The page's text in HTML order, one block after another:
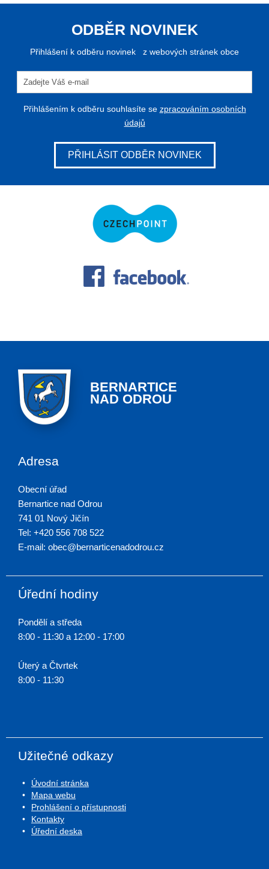
ODBĚR NOVINEK
Přihlášení k odběru novinek z webových stránek obce
Přihlášením k odběru souhlasíte se zpracováním osobních
údajů
PŘIHLÁSIT ODBĚR NOVINEK
BERNARTICE
NAD ODROU
Adresa
Obecní úřad
Bernartice nad Odrou
741 01 Nový Jičín
Tel: +420 556 708 522
E-mail: obec@bernarticenadodrou.cz
Úřední hodiny
Pondělí a středa
8:00 - 11:30 a 12:00 - 17:00
Úterý a Čtvrtek
8:00 - 11:30
Užitečné odkazy
Úvodní stránka
Mapa webu
Prohlášení o přístupnosti
Kontakty
Úřední deska